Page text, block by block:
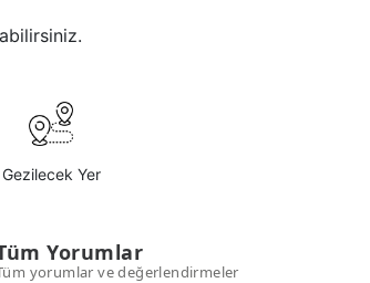
Gezilecek Yer
Yorumlar
yorumlar ve değerlendirmeler